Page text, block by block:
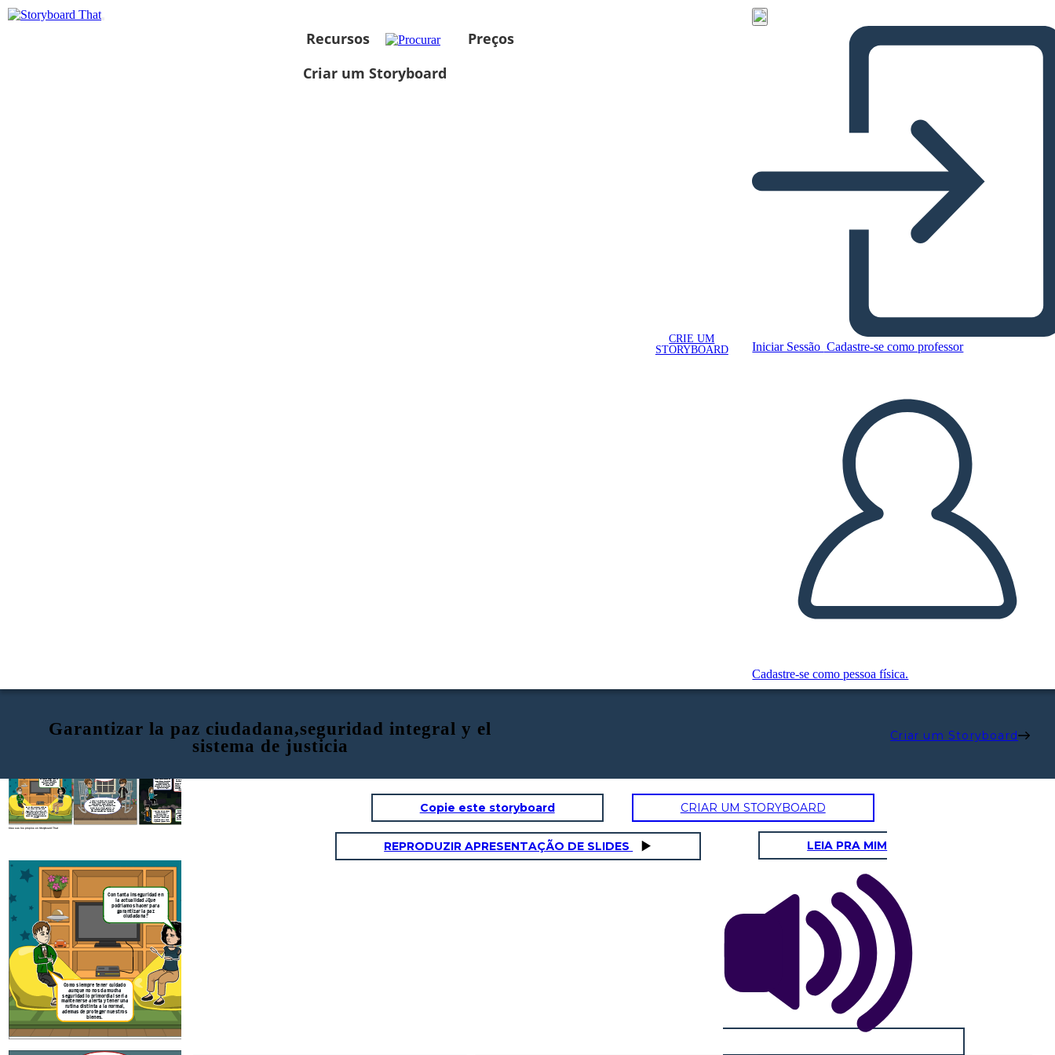
Recursos
Preços
Criar um Storyboard
CRIE UM
STORYBOARD
Iniciar Sessão Cadastre-se como professor
Cadastre-se como pessoa física.
Garantizar la paz ciudadana,seguridad integral y el
sistema de justicia
Criar um Storyboard
Cree sus los propios en Storyboard That
hay que tener en
cuenta que ellos
los riesgos a los que
estamos expuestos
y actuar
Actualmente hay demasiada
necesita la ayuda de las
personas que son parte de
la gestion de riesgps
Y es mas notable saber
momento de su
actuacion tambein ha
mejordo el sistema de
justicia el cual nos ha
librado de robos u otro
la actualidad ¿Que
garantizar la paz
ciudadana?
Como siempre tener cuidado
aunque no nos da mucha
seguridad lo primordial seria
mantenerse alerta y tener una
rutina distinta a la normal,
ademas de proteger nuestros
bienes.
Una de las mejoras que en verdad
funcionan viene siendo la creacion de
hobbies para los PPL dandoles
actividades que en algunas ocasiones
ayudan a el publico en general y en
algunos casos genera fuentes de
empleo despues de su liberacion.
Cree sus los propios en Storyboard That
Con tanta inseguridad en
la actualidad ¿Que
podriamos hacer para
garantizar la paz
ciudadana?
Como siempre tener cuidado
aunque no nos da mucha
seguridad lo primordial seria
mantenerse alerta y tener una
rutina distinta a la normal,
ademas de proteger nuestros
bienes.
Copie este storyboard CRIAR UM STORYBOARD
REPRODUZIR APRESENTAÇÃO DE SLIDES LEIA PRA MIM